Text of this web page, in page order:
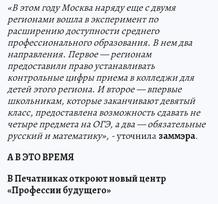
«В этом году Москва наряду еще с двумя
регионами вошла в эксперимент по
расширению доступности среднего
профессионального образования. В нем два
направления. Первое — регионам
предоставили право устанавливать
контрольные цифры приема в колледжи для
детей этого региона. И второе — впервые
школьникам, которые заканчивают девятый
класс, предоставлена возможность сдавать не
четыре предмета на ОГЭ, а два — обязательные
русский и математику», -уточнилазаммэра.
А В ЭТО ВРЕМЯ
В Печатниках откроют новый центр
«Профессии будущего»